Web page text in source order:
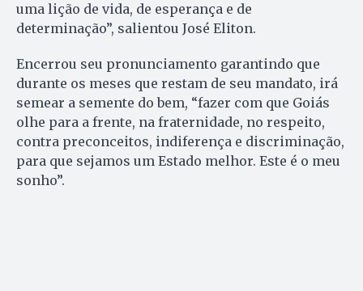
uma lição de vida, de esperança e de
determinação”, salientou José Eliton.
Encerrou seu pronunciamento garantindo que
durante os meses que restam de seu mandato, irá
semear a semente do bem, “fazer com que Goiás
olhe para a frente, na fraternidade, no respeito,
contra preconceitos, indiferença e discriminação,
para que sejamos um Estado melhor. Este é o meu
sonho”.